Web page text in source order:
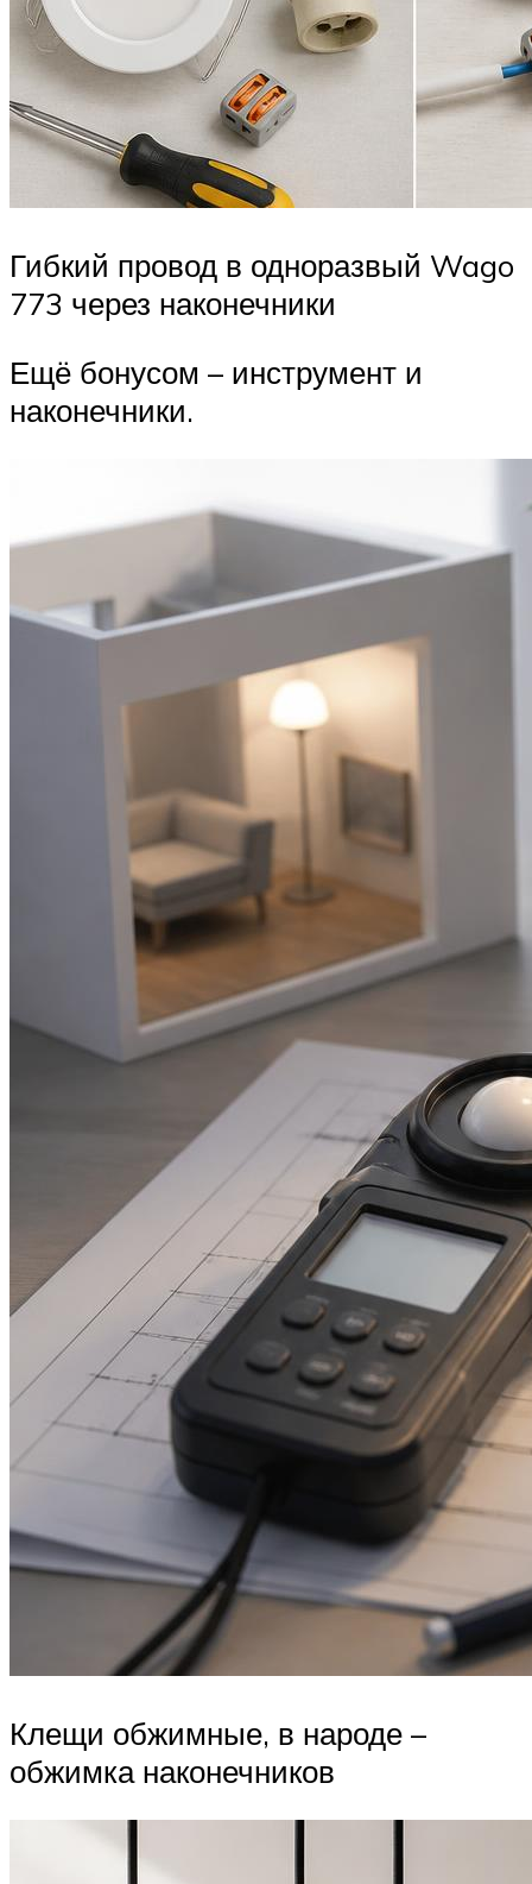
Гибкий провод в одноразвый Wago
773 через наконечники
Ещё бонусом – инструмент и
наконечники.
Клещи обжимные, в народе –
обжимка наконечников